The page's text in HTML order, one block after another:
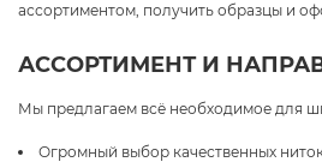
ассортиментом, получить образцы и
АССОРТИМЕНТ И
Мы предлагаем всё необходимое для
Огромный выбор качественных